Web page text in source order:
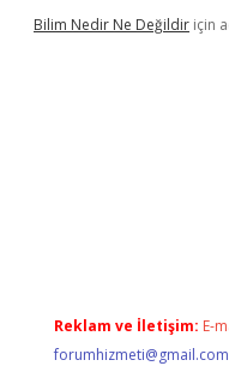
Bilim Nedir Ne Değildir için
Reklam ve İletişim: E-
forumhizmeti@gmail.com